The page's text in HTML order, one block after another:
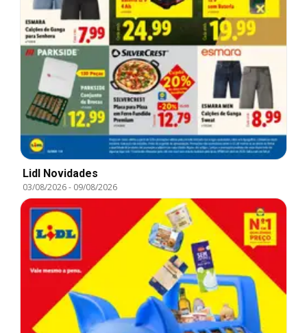
Lidl Novidades
03/08/2026- 09/08/2026